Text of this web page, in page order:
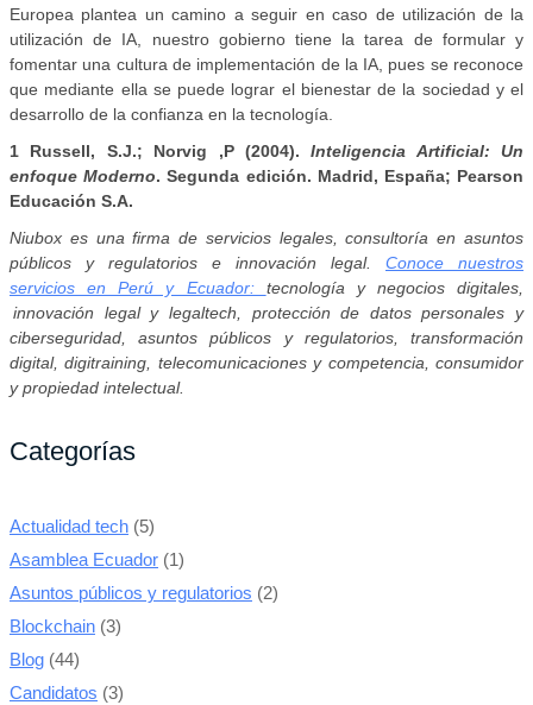
Europea plantea un camino a seguir en caso de utilización de la
utilización de IA, nuestro gobierno tiene la tarea de formular y
fomentar una cultura de implementación de la IA, pues se reconoce
que mediante ella se puede lograr el bienestar de la sociedad y el
desarrollo de la confianza en la tecnología.
1 Russell, S.J.; Norvig ,P (2004).Inteligencia Artificial: Un
enfoque Moderno. Segunda edición. Madrid, España; Pearson
Educación S.A.
Niubox es una firma de servicios legales, consultoría en asuntos
públicos y regulatorios e innovación legal. Conoce nuestros
servicios en Perú y Ecuador: tecnología y negocios digitales,
innovación legal y legaltech, protección de datos personales y
ciberseguridad, asuntos públicos y regulatorios, transformación
digital, digitraining, telecomunicaciones y competencia, consumidor
y propiedad intelectual.
Categorías
Actualidad tech (5)
Asamblea Ecuador (1)
Asuntos públicos y regulatorios (2)
Blockchain (3)
Blog (44)
Candidatos (3)